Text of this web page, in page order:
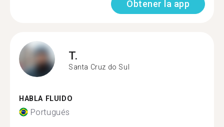
Obtener la app
T.
Santa Cruz do Sul
HABLA FLUIDO
Portugués